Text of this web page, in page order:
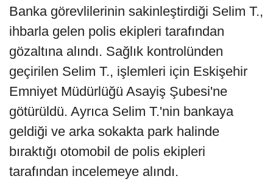
Banka görevlilerinin sakinleştirdiği Selim T.,
ihbarla gelen polis ekipleri tarafından
gözaltına alındı. Sağlık kontrolünden
geçirilen Selim T., işlemleri için Eskişehir
Emniyet Müdürlüğü Asayiş Şubesi'ne
götürüldü. Ayrıca Selim T.'nin bankaya
geldiği ve arka sokakta park halinde
bıraktığı otomobil de polis ekipleri
tarafından incelemeye alındı.